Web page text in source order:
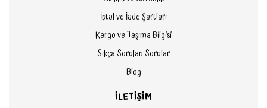
İptal ve İade Şartları
Kargo ve Taşıma Bilgisi
Sıkça Sorulan Sorular
Blog
İLETİŞİM